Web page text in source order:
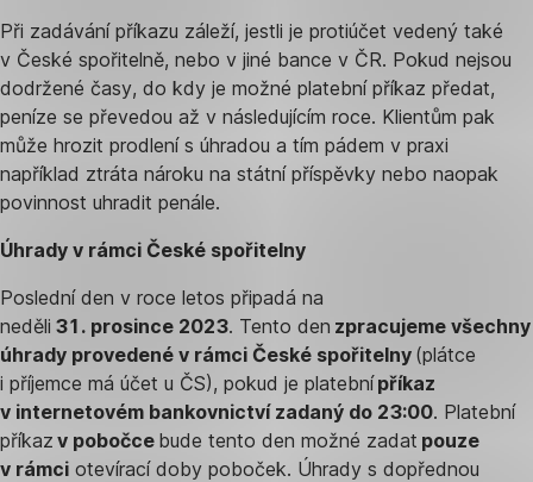
Při zadávání příkazu záleží, jestli je protiúčet vedený také
v České spořitelně, nebo v jiné bance v ČR. Pokud nejsou
dodržené časy, do kdy je možné platební příkaz předat,
peníze se převedou až v následujícím roce. Klientům pak
může hrozit prodlení s úhradou a tím pádem v praxi
například ztráta nároku na státní příspěvky nebo naopak
povinnost uhradit penále.
Úhrady v rámci České spořitelny
Poslední den v roce letos připadá na
neděli 31. prosince 2023. Tento den zpracujeme všechny
úhrady provedené v rámci České spořitelny (plátce
i příjemce má účet u ČS), pokud je platebnípříkaz
v internetovém bankovnictví zadaný do 23:00. Platební
příkaz v pobočce bude tento den možné zadat pouze
v rámci otevírací doby poboček. Úhrady s dopřednou